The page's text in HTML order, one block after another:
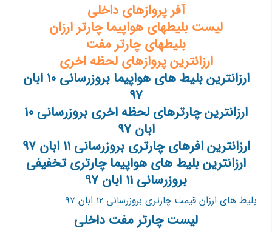
آفر پروازهای داخلی
لیست بلیطهای هواپیما چارتر ارزان
بلیطهای چارتر مفت
ارزانترین پروازهای لحظه اخری
ارزانترین بلیط های هواپیما بروزرسانی 10 ابان
97
ارزانترین چارترهای لحظه اخری بروزرسانی 10
ابان 97
ارزانترین افرهای چارتری بروزرسانی 11 ابان 97
ارزانترین بلیط های هواپیما چارتری تخفیفی
بروزرسانی 11 ابان 97
بلیط های ارزان قیمت چارتری بروزرسانی 12 ابان 97
لیست چارتر مفت داخلی